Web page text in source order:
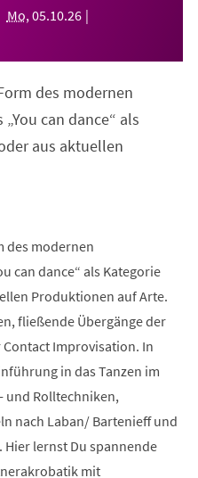
Mo, 05.10.26
des modernen
can dance“ als
aus aktuellen
des modernen
can dance“ als Kategorie
Produktionen auf Arte.
fließende Übergänge der
Improvisation. In
in das Tanzen im
und Rolltechniken,
nach Laban/ Bartenieff und
lernst Du spannende
mit